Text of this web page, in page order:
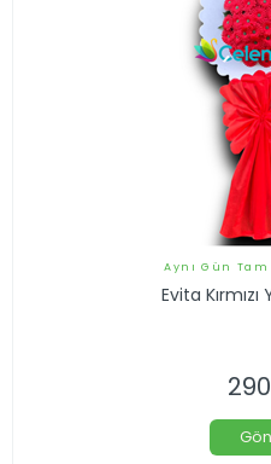
Aynı Gün
Evita